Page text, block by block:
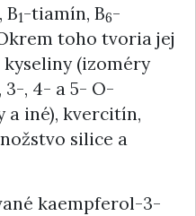
B1-tiamín, B6-
toho tvoria jej
(izoméry
, 4- a 5- O-
a iné), kvercitín,
silice a
kaempferol-3-